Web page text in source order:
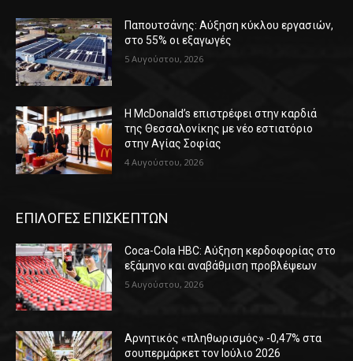
Παπουτσάνης: Αύξηση κύκλου εργασιών,
στο 55% οι εξαγωγές
5 Αυγούστου, 2026
Η McDonald’s επιστρέφει στην καρδιά
της Θεσσαλονίκης με νέο εστιατόριο
στην Αγίας Σοφίας
4 Αυγούστου, 2026
ΕΠΙΛΟΓΕΣ ΕΠΙΣΚΕΠΤΩΝ
Coca-Cola HBC: Αύξηση κερδοφορίας στο
εξάμηνο και αναβάθμιση προβλέψεων
5 Αυγούστου, 2026
Αρνητικός «πληθωρισμός» -0,47% στα
σουπερμάρκετ τον Ιούλιο 2026